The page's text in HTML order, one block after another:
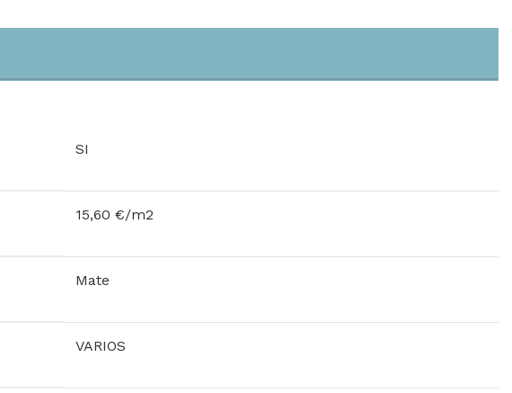
SI
15,60 €/m2
Mate
VARIOS